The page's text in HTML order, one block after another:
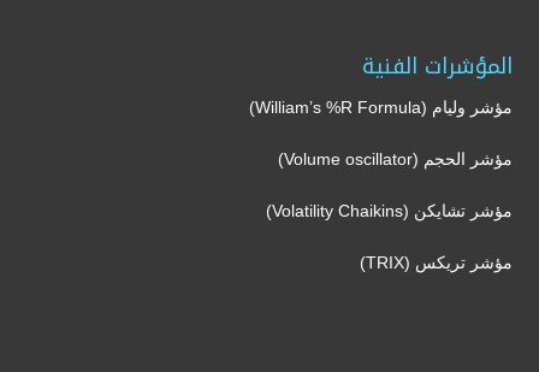
المؤشرات الفنية
مؤشر وليام (William’s %R Formula)
مؤشر الحجم (Volume oscillator)
مؤشر تشايكن (Volatility Chaikins)
مؤشر تريكس (TRIX)